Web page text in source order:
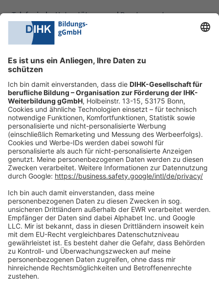
Telefonische Unterstützung und Beratung unter:
0228 6205 205
Fr.:
09:00-14:00 Uhr
shop@dihk-bildung.shop
Vertrag widerrufen
Zahlungsarten
Social Media
Oft Gesucht